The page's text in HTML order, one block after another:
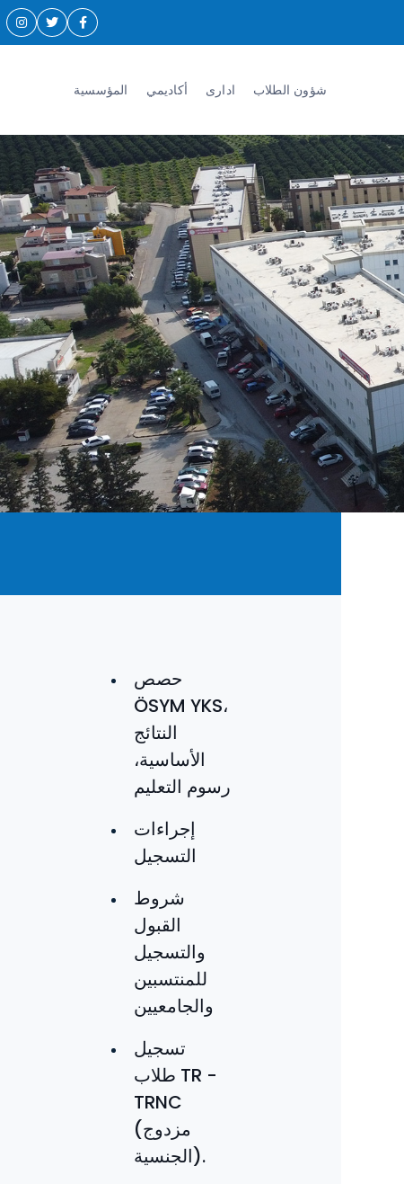
المؤسسية أكاديمي اداری شؤون الطلاب
حصص
ÖSYM YKS،
النتائج
الأساسية،
رسوم التعليم
إجراءات
التسجيل
شروط
القبول
والتسجيل
للمنتسبين
والجامعيين
تسجيل
طلاب TR -
TRNC
(مزدوج
الجنسية).